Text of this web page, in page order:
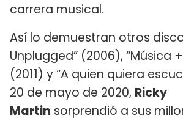
carrera musical.
Así lo demuestran otros
Unplugged” (2006), “Música
(2011) y “A quien quiera
20 de mayo de 2020, Ricky
Martin sorprendió a sus